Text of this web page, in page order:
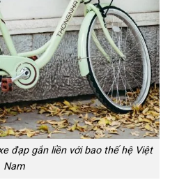
đạp gắn liền với bao thế hệ Việt
Nam